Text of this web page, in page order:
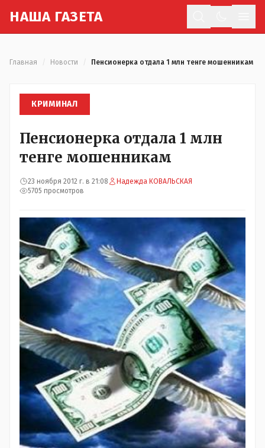
НАША ГАЗЕТА
Главная Новости Пенсионерка отдала 1 млн тенге мошенникам
КРИМИНАЛ
Пенсионерка отдала 1 млн
тенге мошенникам
23 ноября 2012 г. в 21:08
Надежда КОВАЛЬСКАЯ
5705 просмотров